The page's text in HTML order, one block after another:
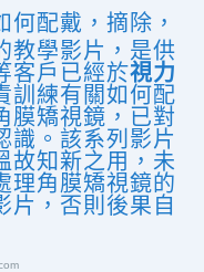
何配戴，摘除，
教學影片，是供
客戶已經於視力
訓練有關如何配
膜矯視鏡，已對
識。該系列影片
故知新之用，未
理角膜矯視鏡的
片，否則後果自